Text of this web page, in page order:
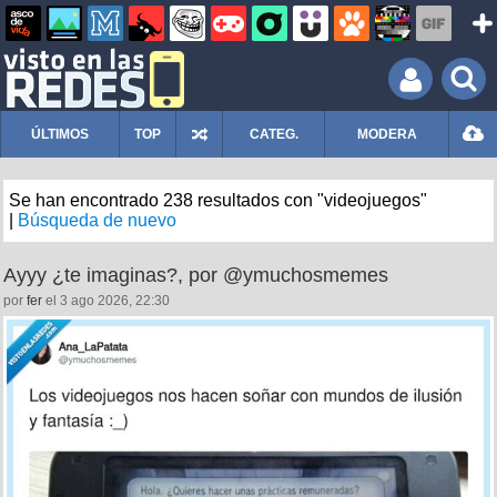
ÚLTIMOS TOP CATEG. MODERA
Se han encontrado 238 resultados con "videojuegos"
Búsqueda de nuevo
Ayyy ¿te imaginas?, por @ymuchosmemes
por fer el 3 ago 2026, 22:30